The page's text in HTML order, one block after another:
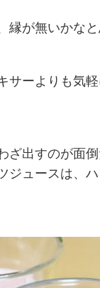
縁が無いかな
サーよりも気
ざ出すのが面
ジュースは、